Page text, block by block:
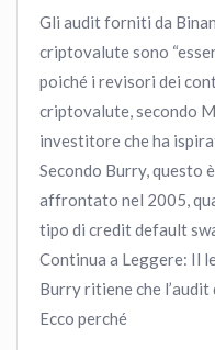
Gli audit forniti da
criptovalute sono
poiché i revisori dei
criptovalute, secondo
investitore che ha
Secondo Burry, questo
affrontato nel 2005,
tipo di credit default
Continua a Leggere: Il
Burry ritiene che
Ecco perché